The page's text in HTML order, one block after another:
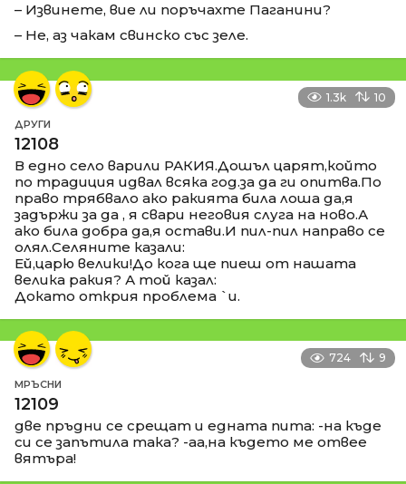
– Извинете, вие ли поръчахте Паганини?
– Не, аз чакам свинско със зеле.
1.3k 10
ДРУГИ
12108
В едно село варили РАКИЯ.Дошъл царят,който
по традиция идвал всяка год.за да ги опитва.По
право трябвало ако ракията била лоша да,я
задържи за да , я свари неговия слуга на ново.А
ако била добра да,я остави.И пил-пил направо се
олял.Селяните казали:
Ей,царю велики!До кога ще пиеш от нашата
велика ракия? А той казал:
Докато открия проблема `и.
724 9
МРЪСНИ
12109
две пръдни се срещат и едната пита: -на къде
си се запътила така? -аа,на където ме отвее
вятъра!